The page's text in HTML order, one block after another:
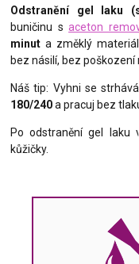
Odstranění gel laku
buničinu saceton
minut a změklý materiál
bez násilí, bez poškození
Náš tip: Vyhni se
180/240a pracuj bez
Po odstranění gel laku
kůžičky.